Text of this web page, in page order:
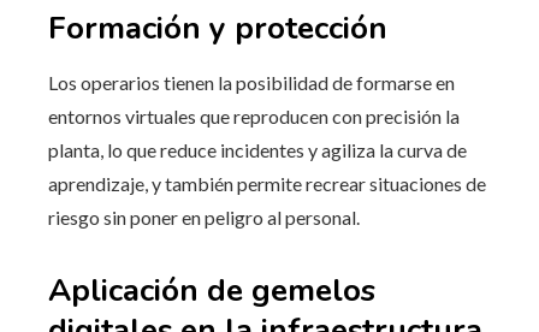
Formación y protección
Los operarios tienen la posibilidad de formarse en
entornos virtuales que reproducen con precisión la
planta, lo que reduce incidentes y agiliza la curva de
aprendizaje, y también permite recrear situaciones de
riesgo sin poner en peligro al personal.
Aplicación de gemelos